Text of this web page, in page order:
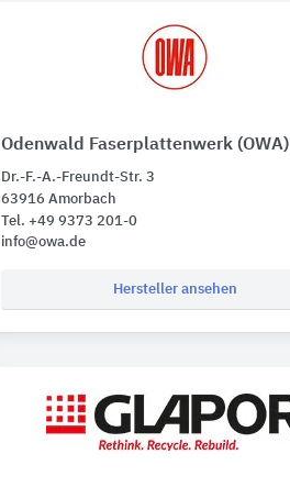
Odenwald Faserplattenwerk (OWA)
Dr.-F.-A.-Freundt-Str. 3
63916 Amorbach
Tel. +49 9373 201-0
info@owa.de
Hersteller ansehen